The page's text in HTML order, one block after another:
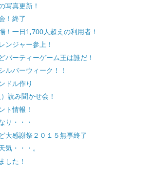
写真更新！
！終了
！一日1,700人超えの利用者！
ンジャー参上！
パーティーゲーム王は誰だ！
ルバーウィーク！！
ドル作り
読み聞かせ会！
ト情報！
り・・・
大感謝祭２０１５無事終了
気・・・。
した！